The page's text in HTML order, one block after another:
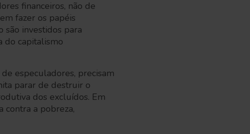
financeiros, não de
fazer os papéis
são investidos para
do capitalismo
especuladores, precisam
parar de destruir o
dos excluídos. Em
a pobreza,